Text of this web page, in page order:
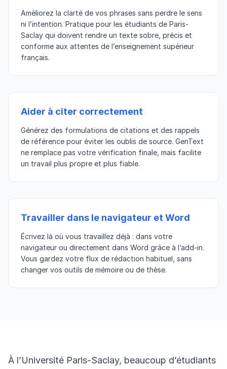
Améliorez la clarté de vos phrases sans perdre le sens
ni l’intention. Pratique pour les étudiants de Paris-
Saclay qui doivent rendre un texte sobre, précis et
conforme aux attentes de l’enseignement supérieur
français.
Aider à citer correctement
Générez des formulations de citations et des rappels
de référence pour éviter les oublis de source. GenText
ne remplace pas votre vérification finale, mais facilite
un travail plus propre et plus fiable.
Travailler dans le navigateur et Word
Écrivez là où vous travaillez déjà : dans votre
navigateur ou directement dans Word grâce à l’add-in.
Vous gardez votre flux de rédaction habituel, sans
changer vos outils de mémoire ou de thèse.
À l’Université Paris-Saclay, beaucoup d’étudiants